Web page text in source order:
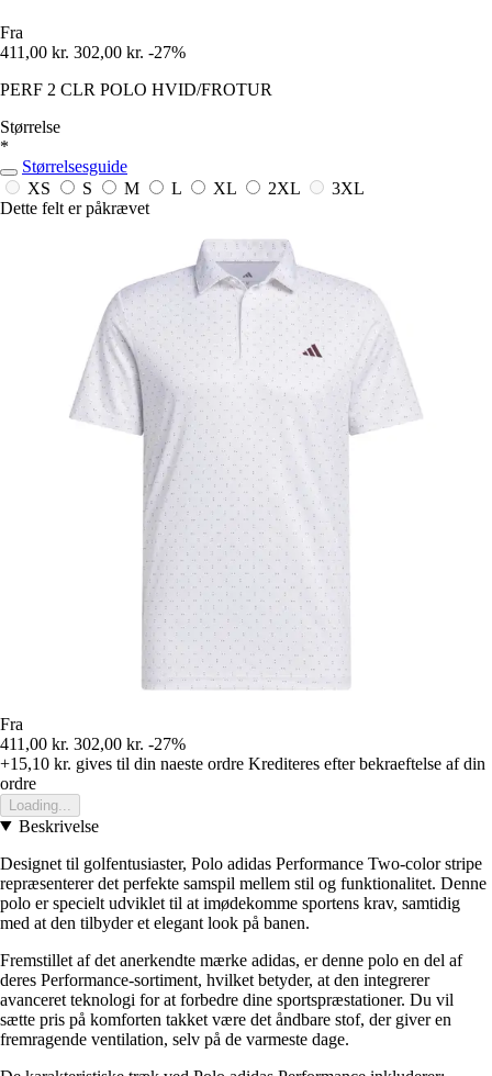
Fra
411,00 kr. 302,00 kr. -27%
PERF 2 CLR POLO HVID/FROTUR
Størrelse
*
Størrelsesguide
XS
S M L XL 2XL
3XL
Dette felt er påkrævet
Fra
411,00 kr. 302,00 kr. -27%
+15,10 kr. gives til din naeste ordre Krediteres efter bekraeftelse af din
ordre
Loading...
Beskrivelse
Designet til golfentusiaster, Polo adidas Performance Two-color stripe
repræsenterer det perfekte samspil mellem stil og funktionalitet. Denne
polo er specielt udviklet til at imødekomme sportens krav, samtidig
med at den tilbyder et elegant look på banen.
Fremstillet af det anerkendte mærke adidas, er denne polo en del af
deres Performance-sortiment, hvilket betyder, at den integrerer
avanceret teknologi for at forbedre dine sportspræstationer. Du vil
sætte pris på komforten takket være det åndbare stof, der giver en
fremragende ventilation, selv på de varmeste dage.